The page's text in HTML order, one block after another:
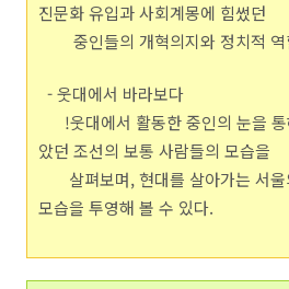
진문화 유입과 사회계몽에 힘썼던
중인들의 개혁의지와 정치적 역
- 웃대에서 바라보다
!웃대에서 활동한 중인의 눈을 통
았던 조선의 보통 사람들의 모습을
살펴보며, 현대를 살아가는 서울
모습을 투영해 볼 수 있다.